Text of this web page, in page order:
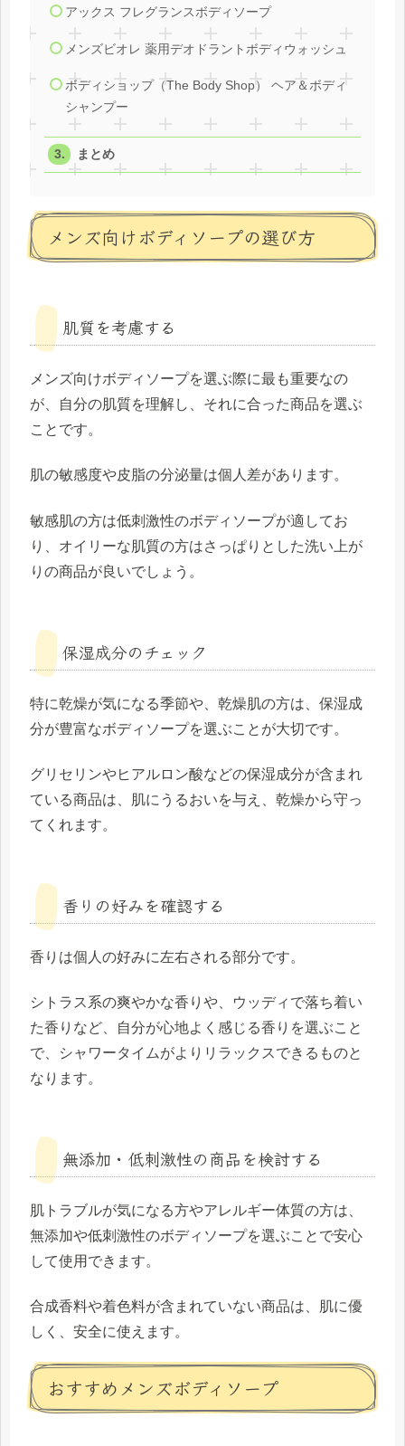
アックス フレグランスボディソープ
メンズビオレ 薬用デオドラントボディウォッシュ
ボディショップ（The Body Shop） ヘア＆ボディ
シャンプー
まとめ
メンズ向けボディソープの選び方
肌質を考慮する
メンズ向けボディソープを選ぶ際に最も重要なの
が、自分の肌質を理解し、それに合った商品を選ぶ
ことです。
肌の敏感度や皮脂の分泌量は個人差があります。
敏感肌の方は低刺激性のボディソープが適してお
り、オイリーな肌質の方はさっぱりとした洗い上が
りの商品が良いでしょう。
保湿成分のチェック
特に乾燥が気になる季節や、乾燥肌の方は、保湿成
分が豊富なボディソープを選ぶことが大切です。
グリセリンやヒアルロン酸などの保湿成分が含まれ
ている商品は、肌にうるおいを与え、乾燥から守っ
てくれます。
香りの好みを確認する
香りは個人の好みに左右される部分です。
シトラス系の爽やかな香りや、ウッディで落ち着い
た香りなど、自分が心地よく感じる香りを選ぶこと
で、シャワータイムがよりリラックスできるものと
なります。
無添加・低刺激性の商品を検討する
肌トラブルが気になる方やアレルギー体質の方は、
無添加や低刺激性のボディソープを選ぶことで安心
して使用できます。
合成香料や着色料が含まれていない商品は、肌に優
しく、安全に使えます。
おすすめメンズボディソープ